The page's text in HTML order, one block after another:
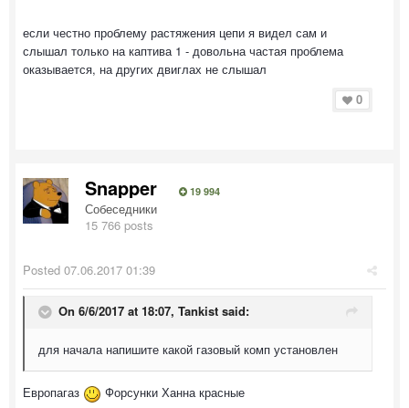
если честно проблему растяжения цепи я видел сам и
слышал только на каптива 1 - довольна частая проблема
оказывается, на других двиглах не слышал
0
Snapper 19 994
Собеседники
15 766 posts
Posted 07.06.2017 01:39
On 6/6/2017 at 18:07, Tankist said:
для начала напишите какой газовый комп установлен
Европагаз
Форсунки Ханна красные